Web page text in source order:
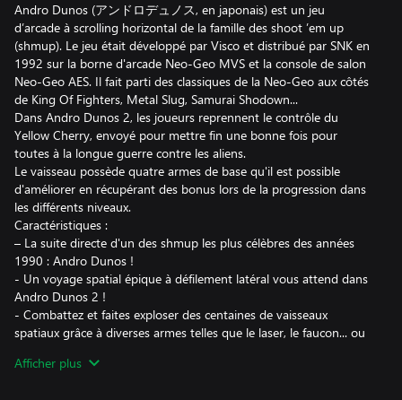
Andro Dunos (アンドロデュノス, en japonais) est un jeu
d’arcade à scrolling horizontal de la famille des shoot ’em up
(shmup). Le jeu était développé par Visco et distribué par SNK en
1992 sur la borne d'arcade Neo-Geo MVS et la console de salon
Neo-Geo AES. Il fait parti des classiques de la Neo-Geo aux côtés
de King Of Fighters, Metal Slug, Samurai Shodown...
Dans Andro Dunos 2, les joueurs reprennent le contrôle du
Yellow Cherry, envoyé pour mettre fin une bonne fois pour
toutes à la longue guerre contre les aliens.
Le vaisseau possède quatre armes de base qu'il est possible
d'améliorer en récupérant des bonus lors de la progression dans
les différents niveaux.
Caractéristiques :
– La suite directe d'un des shmup les plus célèbres des années
1990 : Andro Dunos !
- Un voyage spatial épique à défilement latéral vous attend dans
Andro Dunos 2 !
- Combattez et faites exploser des centaines de vaisseaux
spatiaux grâce à diverses armes telles que le laser, le faucon... ou
– Récupérez des power-ups en abattant les ennemis.
Afficher plus